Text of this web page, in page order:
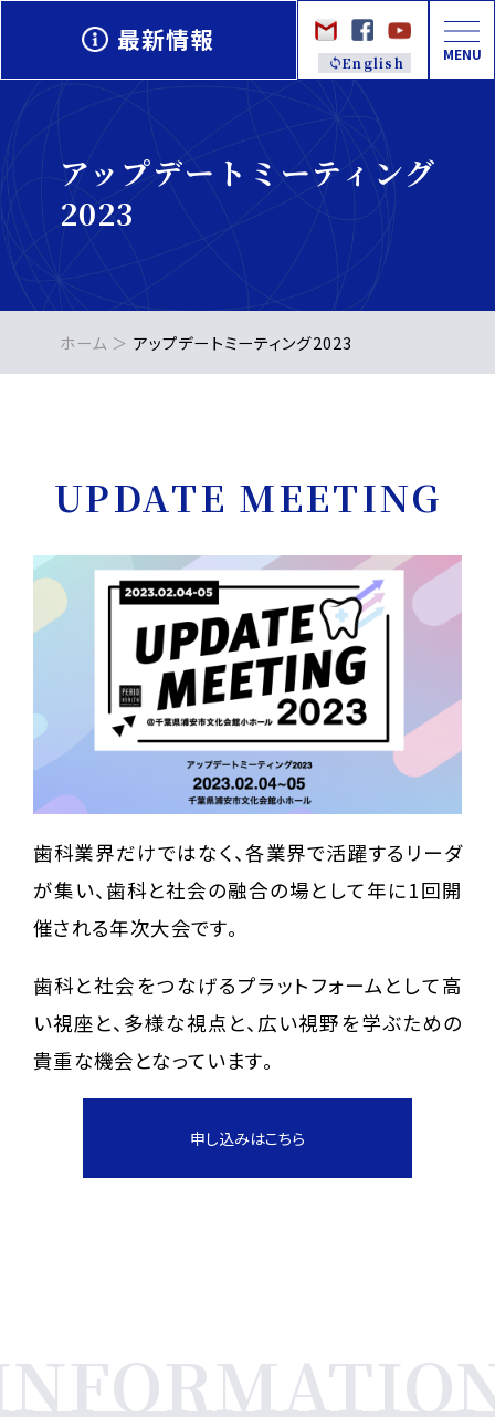
MENU
English
最新情報
アップデートミーティング
2023
ホーム アップデートミーティング2023
UPDATE MEETING
歯科業界だけではなく、各業界で活躍するリーダ
が集い、歯科と社会の融合の場として年に1回開
催される年次大会です。
歯科と社会をつなげるプラットフォームとして高
い視座と、多様な視点と、広い視野を学ぶための
貴重な機会となっています。
申し込みはこちら